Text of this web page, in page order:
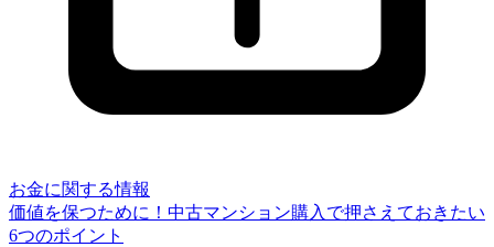
お金に関する情報
価値を保つために！中古マンション購入で押さえておきたい
6つのポイント